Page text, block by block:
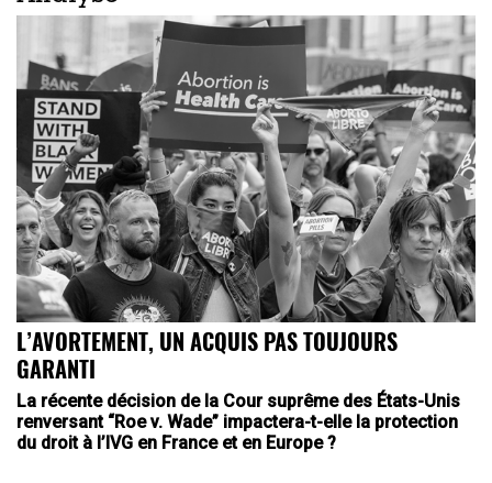
L’AVORTEMENT, UN ACQUIS PAS TOUJOURS
GARANTI
La récente décision de la Cour suprême des États-Unis
renversant “Roe v. Wade” impactera-t-elle la protection
du droit à l’IVG en France et en Europe ?